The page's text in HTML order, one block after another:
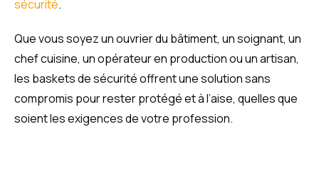
sécurité.
Que vous soyez un ouvrier du bâtiment, un soignant, un
chef cuisine, un opérateur en production ou un artisan,
les baskets de sécurité offrent une solution sans
compromis pour rester protégé et à l’aise, quelles que
soient les exigences de votre profession.